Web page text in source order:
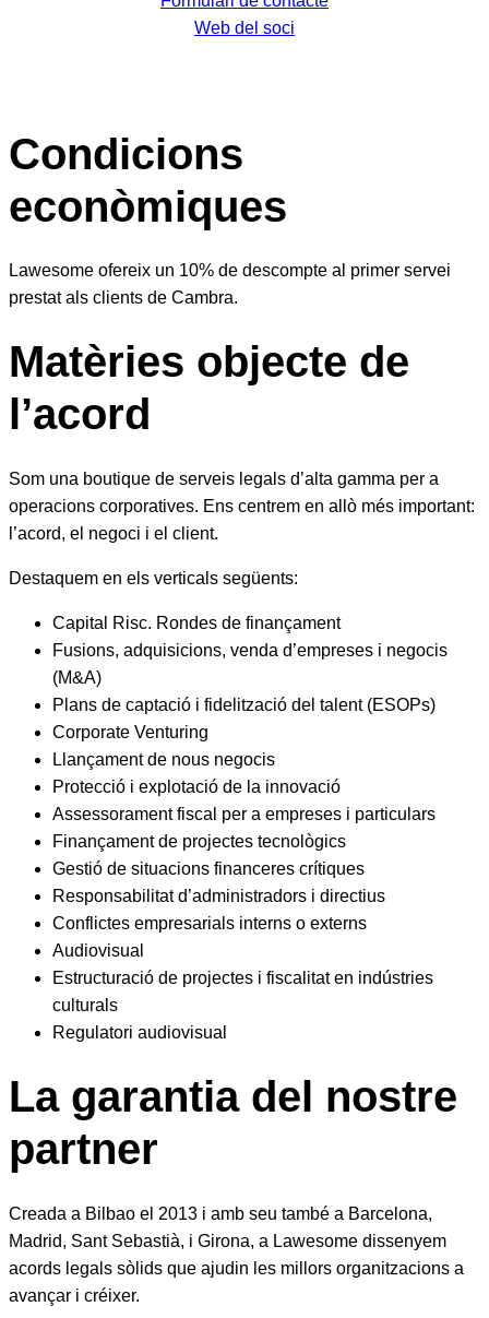
Web del soci
Condicions
econòmiques
Lawesome ofereix un 10% de descompte al primer servei
prestat als clients de Cambra.
Matèries objecte de
l’acord
Som una boutique de serveis legals d’alta gamma per a
operacions corporatives. Ens centrem en allò més important:
l’acord, el negoci i el client.
Destaquem en els verticals següents:
Capital Risc. Rondes de finançament
Fusions, adquisicions, venda d’empreses i negocis
(M&A)
Plans de captació i fidelització del talent (ESOPs)
Corporate Venturing
Llançament de nous negocis
Protecció i explotació de la innovació
Assessorament fiscal per a empreses i particulars
Finançament de projectes tecnològics
Gestió de situacions financeres crítiques
Responsabilitat d’administradors i directius
Conflictes empresarials interns o externs
Audiovisual
Estructuració de projectes i fiscalitat en indústries
culturals
Regulatori audiovisual
La garantia del nostre
partner
Creada a Bilbao el 2013 i amb seu també a Barcelona,
Madrid, Sant Sebastià, i Girona, a Lawesome dissenyem
acords legals sòlids que ajudin les millors organitzacions a
avançar i créixer.